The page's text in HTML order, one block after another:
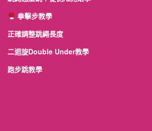
拳擊步教學
正確調整跳繩長度
二迴旋Double Under教學
跑步跳教學